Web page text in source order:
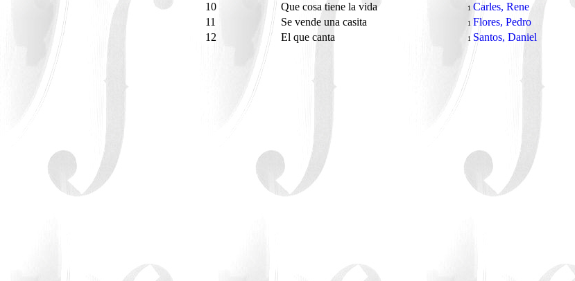
10
Que cosa tiene la vida 1 Carles, Rene
11
Se vende una casita 1 Flores, Pedro
12
El que canta 1 Santos, Daniel